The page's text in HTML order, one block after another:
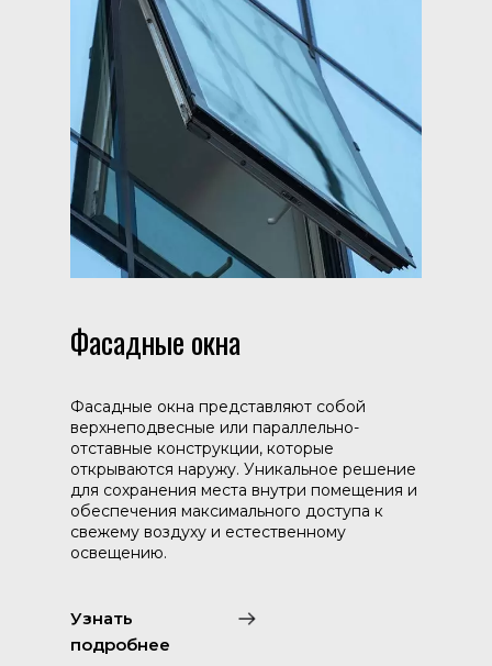
Узнать
подробнее
Фасадные окна представляют собой
верхнеподвесные или параллельно-
отставные конструкции, которые
открываются наружу. Уникальное решение
для сохранения места внутри помещения и
обеспечения максимального доступа к
свежему воздуху и естественному
освещению.
Фасадные окна